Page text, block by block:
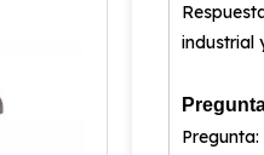
industrial